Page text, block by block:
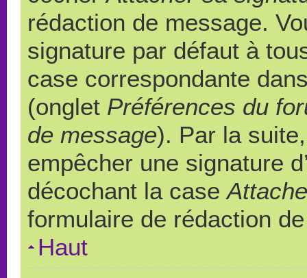
rédaction de message.
signature par défaut à
case correspondante
(onglet Préférences du
de message). Par la
empêcher une signature
décochant la case
formulaire de rédaction
Haut